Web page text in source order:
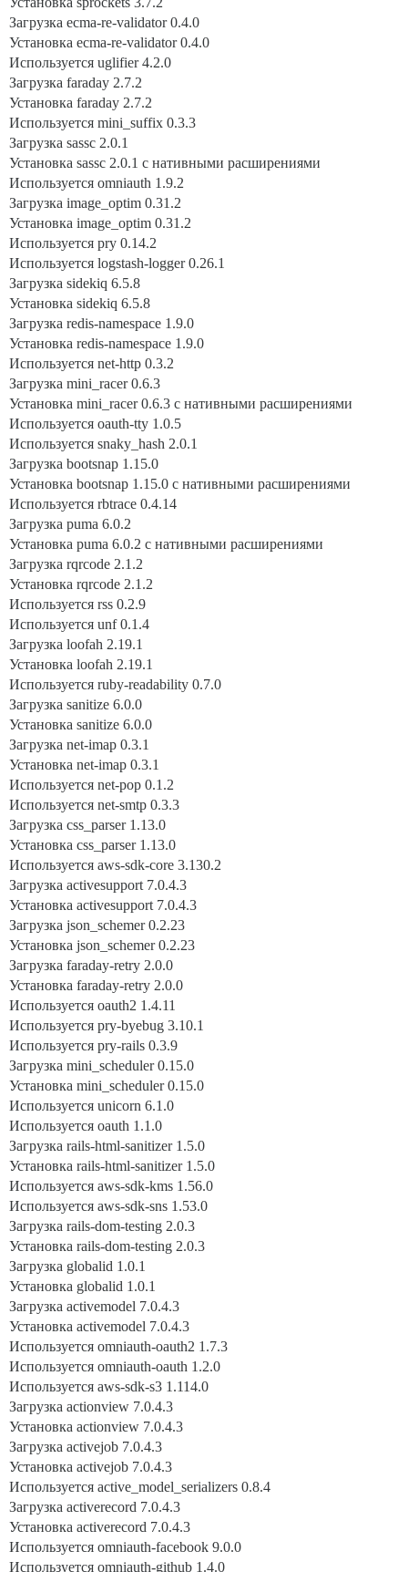
Загрузка ecma-re-validator 0.4.0
Установка ecma-re-validator 0.4.0
Используется uglifier 4.2.0
Загрузка faraday 2.7.2
Установка faraday 2.7.2
Используется mini_suffix 0.3.3
Загрузка sassc 2.0.1
Установка sassc 2.0.1 с нативными расширениями
Используется omniauth 1.9.2
Загрузка image_optim 0.31.2
Установка image_optim 0.31.2
Используется pry 0.14.2
Используется logstash-logger 0.26.1
Загрузка sidekiq 6.5.8
Установка sidekiq 6.5.8
Загрузка redis-namespace 1.9.0
Установка redis-namespace 1.9.0
Используется net-http 0.3.2
Загрузка mini_racer 0.6.3
Установка mini_racer 0.6.3 с нативными расширениями
Используется oauth-tty 1.0.5
Используется snaky_hash 2.0.1
Загрузка bootsnap 1.15.0
Установка bootsnap 1.15.0 с нативными расширениями
Используется rbtrace 0.4.14
Загрузка puma 6.0.2
Установка puma 6.0.2 с нативными расширениями
Загрузка rqrcode 2.1.2
Установка rqrcode 2.1.2
Используется rss 0.2.9
Используется unf 0.1.4
Загрузка loofah 2.19.1
Установка loofah 2.19.1
Используется ruby-readability 0.7.0
Загрузка sanitize 6.0.0
Установка sanitize 6.0.0
Загрузка net-imap 0.3.1
Установка net-imap 0.3.1
Используется net-pop 0.1.2
Используется net-smtp 0.3.3
Загрузка css_parser 1.13.0
Установка css_parser 1.13.0
Используется aws-sdk-core 3.130.2
Загрузка activesupport 7.0.4.3
Установка activesupport 7.0.4.3
Загрузка json_schemer 0.2.23
Установка json_schemer 0.2.23
Загрузка faraday-retry 2.0.0
Установка faraday-retry 2.0.0
Используется oauth2 1.4.11
Используется pry-byebug 3.10.1
Используется pry-rails 0.3.9
Загрузка mini_scheduler 0.15.0
Установка mini_scheduler 0.15.0
Используется unicorn 6.1.0
Используется oauth 1.1.0
Загрузка rails-html-sanitizer 1.5.0
Установка rails-html-sanitizer 1.5.0
Используется aws-sdk-kms 1.56.0
Используется aws-sdk-sns 1.53.0
Загрузка rails-dom-testing 2.0.3
Установка rails-dom-testing 2.0.3
Загрузка globalid 1.0.1
Установка globalid 1.0.1
Загрузка activemodel 7.0.4.3
Установка activemodel 7.0.4.3
Используется omniauth-oauth2 1.7.3
Используется omniauth-oauth 1.2.0
Используется aws-sdk-s3 1.114.0
Загрузка actionview 7.0.4.3
Установка actionview 7.0.4.3
Загрузка activejob 7.0.4.3
Установка activejob 7.0.4.3
Используется active_model_serializers 0.8.4
Загрузка activerecord 7.0.4.3
Установка activerecord 7.0.4.3
Используется omniauth-facebook 9.0.0
Используется omniauth-github 1.4.0